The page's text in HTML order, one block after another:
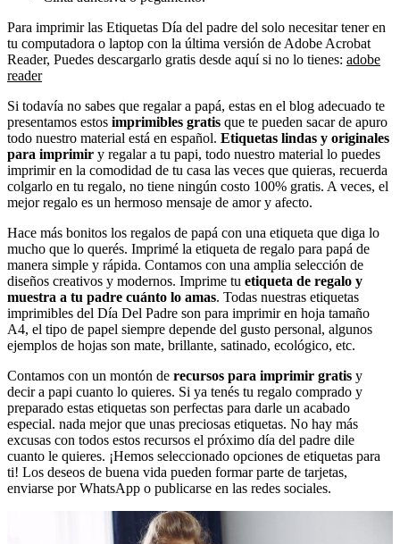
Para imprimir las Etiquetas Día del padre del solo necesitar tener en
tu computadora o laptop con la última versión de Adobe Acrobat
Reader, Puedes descargarlo gratis desde aquí si no lo tienes: adobe
reader
Si todavía no sabes que regalar a papá, estas en el blog adecuado te
presentamos estos imprimibles gratis que te pueden sacar de apuro
todo nuestro material está en español. Etiquetas lindas y originales
para imprimir y regalar a tu papi, todo nuestro material lo puedes
imprimir en la comodidad de tu casa las veces que quieras, recuerda
colgarlo en tu regalo, no tiene ningún costo 100% gratis. A veces, el
mejor regalo es un hermoso mensaje de amor y afecto.
Hace más bonitos los regalos de papá con una etiqueta que diga lo
mucho que lo querés. Imprimé la etiqueta de regalo para papá de
manera simple y rápida. Contamos con una amplia selección de
diseños creativos y modernos. Imprime tu etiqueta de regalo y
muestra a tu padre cuánto lo amas. Todas nuestras etiquetas
imprimibles del Día Del Padre son para imprimir en hoja tamaño
A4, el tipo de papel siempre depende del gusto personal, algunos
ejemplos de hojas son mate, brillante, satinado, ecológico, etc.
Contamos con un montón de recursos para imprimir gratis y
decir a papi cuanto lo quieres. Si ya tenés tu regalo comprado y
preparado estas etiquetas son perfectas para darle un acabado
especial. nada mejor que unas preciosas etiquetas. No hay más
excusas con todos estos recursos el próximo día del padre dile
cuanto le quieres. ¡Hemos seleccionado opciones de etiquetas para
ti! Los deseos de buena vida pueden formar parte de tarjetas,
enviarse por WhatsApp o publicarse en las redes sociales.